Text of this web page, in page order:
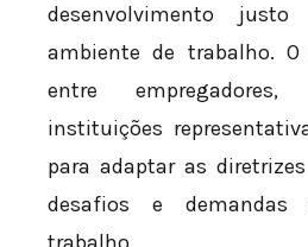
desenvolvimento
ambiente de trabalho.
entre
instituições
para adaptar as
desafios e